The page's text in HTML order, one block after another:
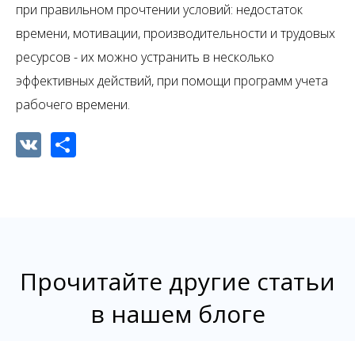
при правильном прочтении условий: недостаток
времени, мотивации, производительности и трудовых
ресурсов - их можно устранить в несколько
эффективных действий, при помощи программ учета
рабочего времени.
VK Share
Прочитайте другие статьи
в нашем блоге